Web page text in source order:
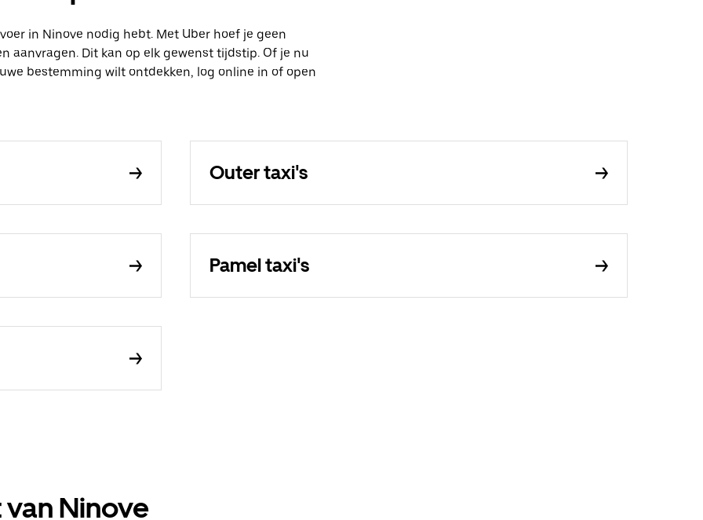
in Ninove nodig hebt. Met Uber hoef je geen
aanvragen. Dit kan op elk gewenst tijdstip. Of je nu
bestemming wilt ontdekken, log online in of open
Outer taxi's
Pamel taxi's
Ninove